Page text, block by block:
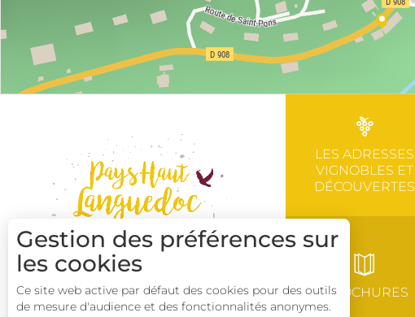
LES ADRESSES
VIGNOBLES ET
DÉCOUVERTES
BROCHURES
Gestion des préférences sur
les cookies
Ce site web active par défaut des cookies pour des outils
de mesure d'audience et des fonctionnalités anonymes.